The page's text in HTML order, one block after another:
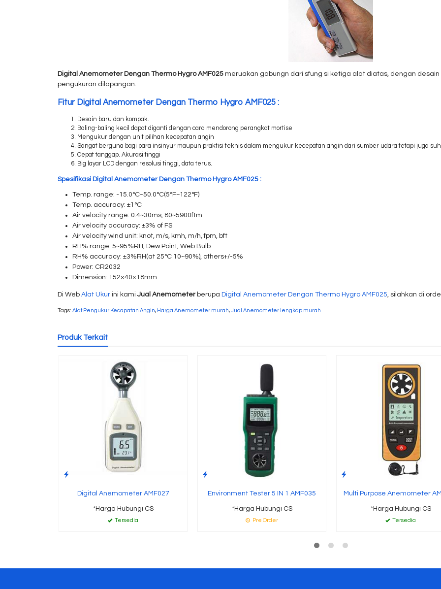
Digital Anemometer Dengan Thermo Hygro AMF025 meruakan gabungn dari sfung si ketiga alat diatas, dengan
pengukuran dilapangan.
Fitur Digital Anemometer Dengan Thermo Hygro AMF025 :
Desain baru dan kompak.
Baling-baling kecil dapat diganti dengan cara mendorong perangkat mortise
Mengukur dengan unit pilihan kecepatan angin
Sangat berguna bagi para insinyur maupun praktisi teknis dalam mengukur kecepatan angin dari sumber udara tetapi juga
Cepat tanggap. Akurasi tinggi
Big layar LCD dengan resolusi tinggi, data terus.
Spesifikasi Digital Anemometer Dengan Thermo Hygro AMF025 :
Temp. range: -15.0°C~50.0°C(5°F~122°F)
Temp. accuracy: ±1°C
Air velocity range: 0.4~30ms, 80~5900ftm
Air velocity accuracy: ±3% of FS
Air velocity wind unit: knot, m/s, kmh, m/h, fpm, bft
RH% range: 5~95%RH, Dew Point, Web Bulb
RH% accuracy: ±3%RH(at 25°C 10~90%), others+/-5%
Power: CR2032
Dimension: 152×40×18mm
Di Web Alat Ukur ini kamiJual Anemometerberupa Digital Anemometer Dengan Thermo Hygro AMF025, silahkan di
Tags: Alat Pengukur Kecapatan Angin, Harga Anemometer murah,Jual Anemometer lengkap murah
Produk Terkait
Digital Anemometer AMF027
*Harga Hubungi CS
Tersedia
Environment Tester 5 IN 1 AMF035
*Harga Hubungi CS
Pre Order
Multi Purpose Anemometer
*Harga Hubungi CS
Tersedia